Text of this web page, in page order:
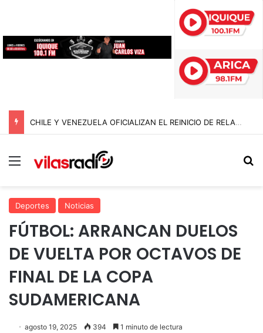
CHILE Y VENEZUELA OFICIALIZAN EL REINICIO DE RELACIONES CONSULARES Y AVANZAN HACIA LA NORMALIZACIÓN DE VÍNCULOS BILATERALES
Menú
Deportes Noticias
FÚTBOL: ARRANCAN DUELOS
DE VUELTA POR OCTAVOS DE
FINAL DE LA COPA
SUDAMERICANA
agosto 19, 2025 394 1 minuto de lectura